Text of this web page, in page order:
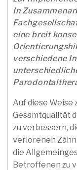
In
eine breit
verschiedene
Auf diese Weise
Gesamtqualität
zu verbessern,
verlorenen
die
Betroffenen zu